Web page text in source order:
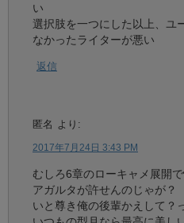
い
選択肢を一つにした以上、ユ
なかったライターが悪い
返信
匿名 より:
2017年7月24日 3:43 PM
むしろ6章のローキャメ展開
アガルタが許せんのじゃが？
いと尊き俺の後輩かえして？